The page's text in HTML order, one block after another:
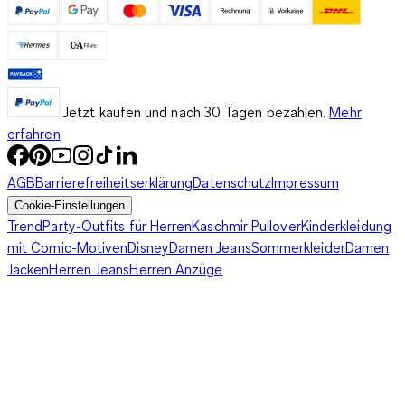
Jetzt kaufen und nach 30 Tagen bezahlen. Mehr
erfahren
AGBBarrierefreiheitserklärungDatenschutzImpressum
Cookie-Einstellungen
TrendParty-Outfits für HerrenKaschmir PulloverKinderkleidung
mit Comic-MotivenDisneyDamen JeansSommerkleiderDamen
JackenHerren JeansHerren Anzüge